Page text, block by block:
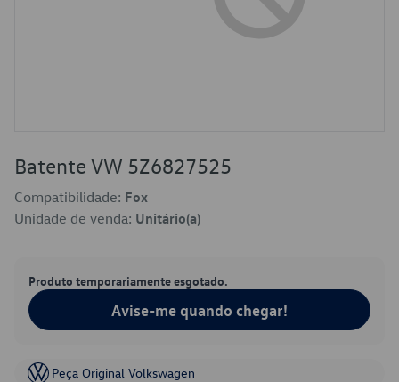
Batente VW 5Z6827525
Compatibilidade: Fox
Unidade de venda: Unitário(a)
Produto temporariamente esgotado.
Avise-me quando chegar!
Peça Original Volkswagen